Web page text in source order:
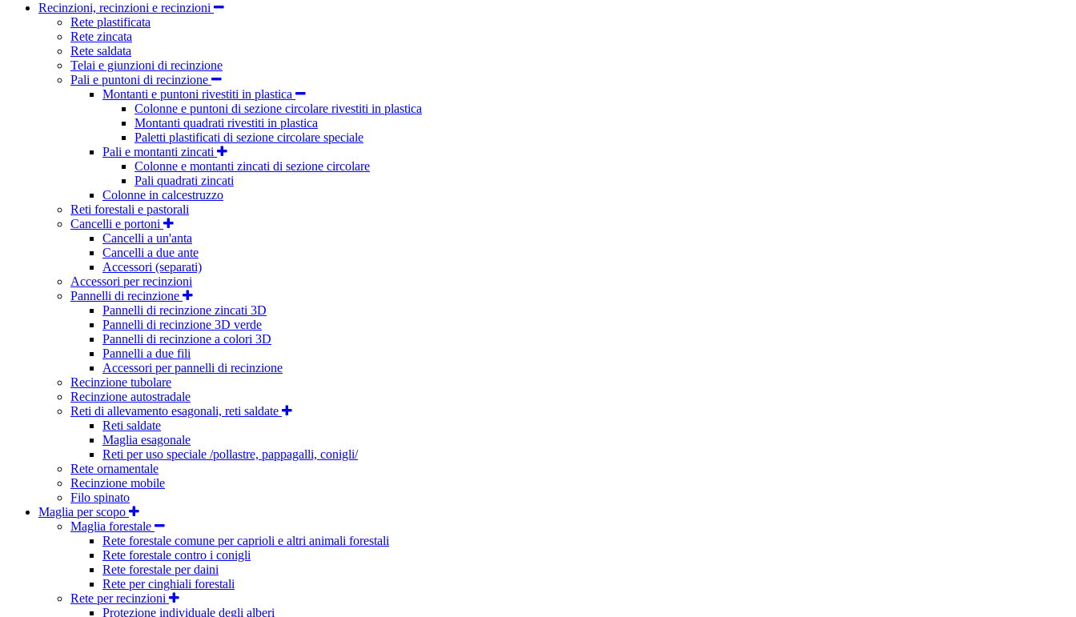
Recinzioni, recinzioni e recinzioni
Rete plastificata
Rete zincata
Rete saldata
Telai e giunzioni di recinzione
Pali e puntoni di recinzione
Montanti e puntoni rivestiti in plastica
Colonne e puntoni di sezione circolare rivestiti in plastica
Montanti quadrati rivestiti in plastica
Paletti plastificati di sezione circolare speciale
Pali e montanti zincati
Colonne e montanti zincati di sezione circolare
Pali quadrati zincati
Colonne in calcestruzzo
Reti forestali e pastorali
Cancelli e portoni
Cancelli a un'anta
Cancelli a due ante
Accessori (separati)
Accessori per recinzioni
Pannelli di recinzione
Pannelli di recinzione zincati 3D
Pannelli di recinzione 3D verde
Pannelli di recinzione a colori 3D
Pannelli a due fili
Accessori per pannelli di recinzione
Recinzione tubolare
Recinzione autostradale
Reti di allevamento esagonali, reti saldate
Reti saldate
Maglia esagonale
Reti per uso speciale /pollastre, pappagalli, conigli/
Rete ornamentale
Recinzione mobile
Filo spinato
Maglia per scopo
Maglia forestale
Rete forestale comune per caprioli e altri animali forestali
Rete forestale contro i conigli
Rete forestale per daini
Rete per cinghiali forestali
Rete per recinzioni
Protezione individuale degli alberi